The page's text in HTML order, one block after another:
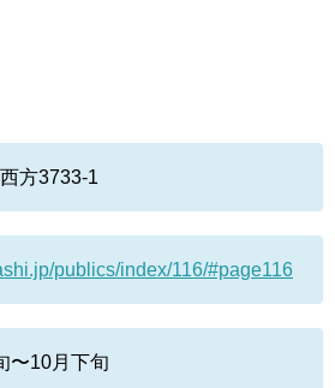
方3733-1
publics/index/116/#page116
〜10月下旬